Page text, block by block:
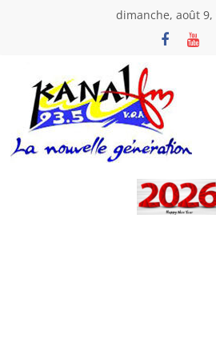
dimanche, août 9,
Kanal